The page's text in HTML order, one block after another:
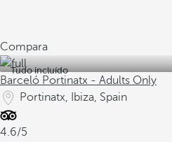
Compara
Tudo incluído
Barceló Portinatx - Adults Only
Portinatx, Ibiza, Spain
4.6/5